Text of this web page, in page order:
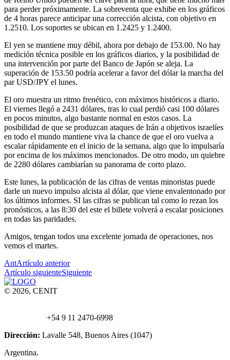
para perder próximamente. La sobreventa que exhibe en los gráficos
de 4 horas parece anticipar una corrección alcista, con objetivo en
1.2510. Los soportes se ubican en 1.2425 y 1.2400.
El yen se mantiene muy débil, ahora por debajo de 153.00. No hay
medición técnica posible en los gráficos diarios, y la posibilidad de
una intervención por parte del Banco de Japón se aleja. La
superación de 153.50 podría acelerar a favor del dólar la marcha del
par USD/JPY el lunes.
El oro muestra un ritmo frenético, con máximos históricos a diario.
El viernes llegó a 2431 dólares, tras lo cual perdió casi 100 dólares
en pocos minutos, algo bastante normal en estos casos. La
posibilidad de que se produzcan ataques de Irán a objetivos israelíes
en todo el mundo mantiene viva la chance de que el oro vuelva a
escalar rápidamente en el inicio de la semana, algo que lo impulsaría
por encima de los máximos mencionados. De otro modo, un quiebre
de 2280 dólares cambiarían su panorama de corto plazo.
Este lunes, la publicación de las cifras de ventas minoristas puede
darle un nuevo impulso alcista al dólar, que viene envalentonado por
los últimos informes. SI las cifras se publican tal como lo rezan los
pronósticos, a las 8:30 del este el billete volverá a escalar posiciones
en todas las paridades.
Amigos, tengan todos una excelente jornada de operaciones, nos
vemos el martes.
AntArtículo anterior
Artículo siguienteSiguiente
© 2026, CENIT
+54 9 11 2470-6998
Dirección: Lavalle 548, Buenos Aires (1047)
Argentina.